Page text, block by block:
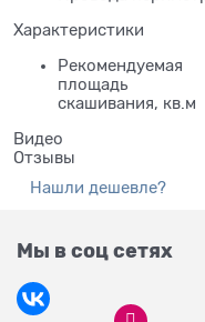
Характеристики
Рекомендуемая
площадь
скашивания, кв.м
Видео
Отзывы
Нашли дешевле?
Мы в соц сетях